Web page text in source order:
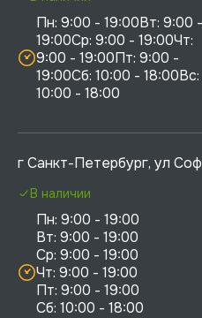
Пн: 9:00 - 19:00Вт: 9:00 -
19:00Ср: 9:00 - 19:00Чт:
9:00 - 19:00Пт: 9:00 -
19:00Сб: 10:00 - 18:00Вс:
10:00 - 18:00
г Санкт-Петербург, ул
Пн: 9:00 - 19:00
Вт: 9:00 - 19:00
Ср: 9:00 - 19:00
Чт: 9:00 - 19:00
Пт: 9:00 - 19:00
Сб: 10:00 - 18:00
В наличии